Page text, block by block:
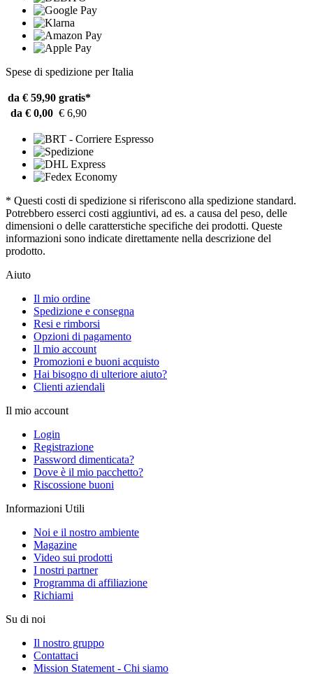
Spese di spedizione per Italia
da € 59,90 gratis*
da € 0,00 € 6,90
* Questi costi di spedizione si riferiscono alla spedizione standard.
Potrebbero esserci costi aggiuntivi, ad es. a causa del peso, delle
dimensioni o delle caratterstiche specifiche dei prodotti. Queste
informazioni sono indicate direttamente nella descrizione del
prodotto.
Aiuto
Il mio ordine
Spedizione e consegna
Resi e rimborsi
Opzioni di pagamento
Il mio account
Promozioni e buoni acquisto
Hai bisogno di ulteriore aiuto?
Clienti aziendali
Il mio account
Login
Registrazione
Password dimenticata?
Dove è il mio pacchetto?
Riscossione buoni
Informazioni Utili
Noi e il nostro ambiente
Magazine
Video sui prodotti
I nostri partner
Programma di affiliazione
Richiami
Su di noi
Il nostro gruppo
Contattaci
Mission Statement - Chi siamo